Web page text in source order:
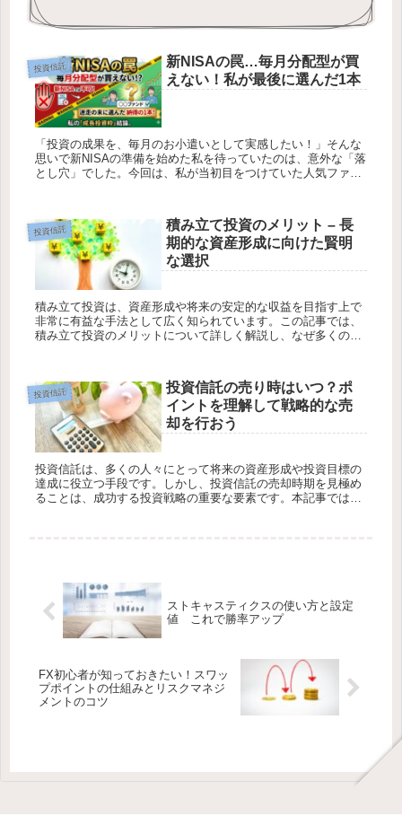
投資信託
新NISAの罠…毎月分配型が買
えない！私が最後に選んだ1本
「投資の成果を、毎月のお小遣いとして実感したい！」そんな
思いで新NISAの準備を始めた私を待っていたのは、意外な「落
とし穴」でした。今回は、私が当初目をつけていた人気ファン
投資信託
積み立て投資のメリット – 長
期的な資産形成に向けた賢明
な選択
積み立て投資は、資産形成や将来の安定的な収益を目指す上で
非常に有益な手法として広く知られています。この記事では、
積み立て投資のメリットについて詳しく解説し、なぜ多くの投
投資信託
投資信託の売り時はいつ？ポ
イントを理解して戦略的な売
却を行おう
投資信託は、多くの人々にとって将来の資産形成や投資目標の
達成に役立つ手段です。しかし、投資信託の売却時期を見極め
ることは、成功する投資戦略の重要な要素です。本記事では、
ストキャスティクスの使い方と設定
値 これで勝率アップ
FX初心者が知っておきたい！スワッ
プポイントの仕組みとリスクマネジ
メントのコツ